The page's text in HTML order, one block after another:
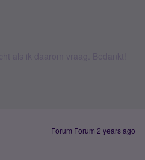
Forum|Forum|2 years ago